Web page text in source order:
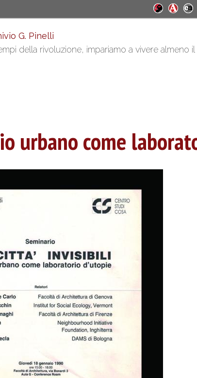
G. Pinelli
della rivoluzione, impariamo a vivere almeno
urbano come